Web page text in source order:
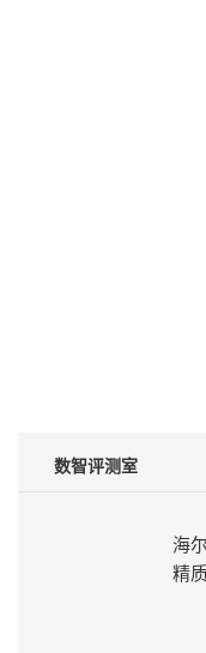
数智评测室
海
精